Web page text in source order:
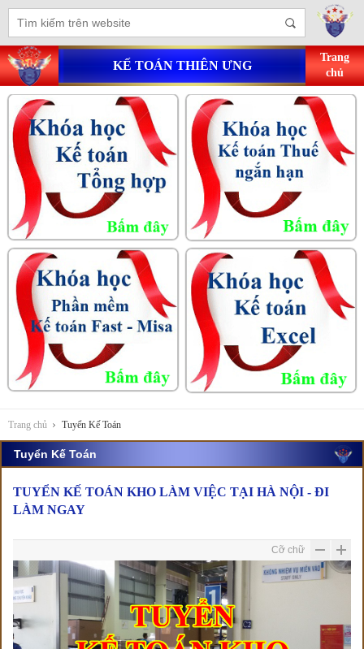
KẾ TOÁN THIÊN ƯNG
Trang
chủ
Trang chủ Tuyển Kế Toán
Tuyển Kế Toán
TUYỂN KẾ TOÁN KHO LÀM VIỆC TẠI HÀ NỘI - ĐI
LÀM NGAY
Cỡ chữ